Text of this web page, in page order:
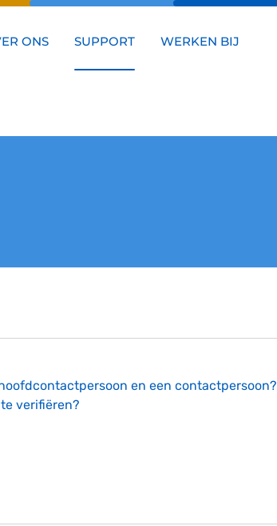
ONS SUPPORT WERKEN BIJ
en een contactpersoon?
verifiëren?